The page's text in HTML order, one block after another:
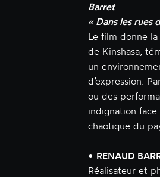
Barret
« Dans les rues
Le film donne
de Kinshasa,
un
d’expression.
ou des
indignation
chaotique du
• RENAUD
Réalisateur et